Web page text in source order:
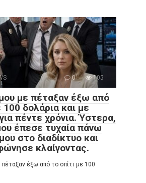
0 105
μου με πέταξαν έξω από
100 δολάρια και με
πέντε χρόνια. Ύστερα,
έπεσε τυχαία πάνω
στο διαδίκτυο και
κλαίγοντας.
πέταξαν έξω από το σπίτι με 100